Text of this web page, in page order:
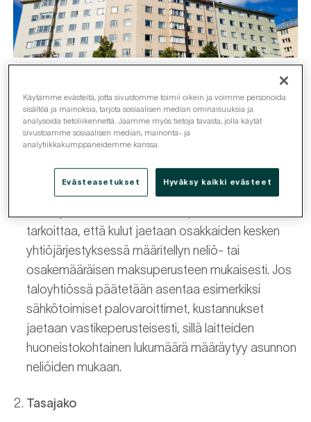
Kustannusten jako taloyhtiössä on
mahdollista määritellä kolmella tavalla:
Pääsääntöisesti kustannukset jaetaan asunto-
tarkoittaa, että kulut jaetaan osakkaiden kesken
yhtiöjärjestyksessä määritellyn neliö- tai
osakemääräisen maksuperusteen mukaisesti. Jos
taloyhtiössä päätetään asentaa esimerkiksi
sähkötoimiset palovaroittimet, kustannukset
jaetaan vastikeperusteisesti, sillä laitteiden
huoneistokohtainen lukumäärä määräytyy asunnon
neliöiden mukaan.
Tasajako
analysoida tietoliikennettä. Jaamme myös tietoja tavasta, jolla käytät
sivustoamme sosiaalisen median, mainonta- ja
analytiikkakumppaneidemme kanssa.